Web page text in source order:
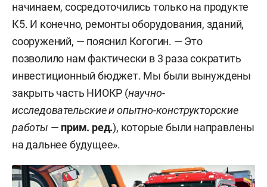
начинаем, сосредоточились только на продукте
К5. И конечно, ремонты оборудования, зданий,
сооружений, — пояснил Когогин. — Это
позволило нам фактически в 3 раза сократить
инвестиционный бюджет. Мы были вынуждены
закрыть часть НИОКР (научно-
исследовательские и опытно-конструкторские
работы — прим. ред.), которые были направлены
на дальнее будущее».